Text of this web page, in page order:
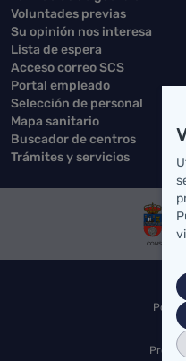
Voluntades previas
Su opinión nos interesa
Lista de espera
Acceso correo SCS
Portal empleado
Selección de personal
Mapa sanitario
Buscador de centros
Trámites y servicios